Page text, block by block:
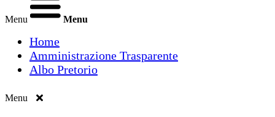
Menu Menu
Home
Amministrazione Trasparente
Albo Pretorio
Menu